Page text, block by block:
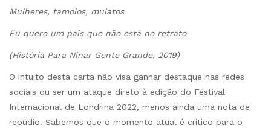
Mulheres, tamoios, mulatos
Eu quero um país que não está no retrato
(História Para Ninar Gente Grande, 2019)
O intuito desta carta não visa ganhar destaque nas redes
sociais ou ser um ataque direto à edição do Festival
Internacional de Londrina 2022, menos ainda uma nota de
repúdio. Sabemos que o momento atual é crítico para o